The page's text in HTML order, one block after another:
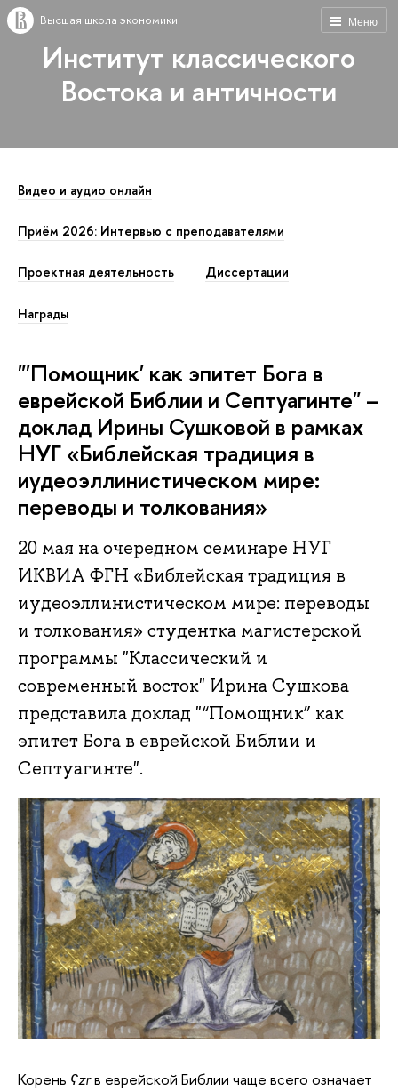
Меню
Высшая школа экономики
Институт классического
Востока и античности
Видео и аудио онлайн
Приём 2026: Интервью с преподавателями
Проектная деятельность Диссертации
Награды
"'Помощник' как эпитет Бога в
еврейской Библии и Септуагинте" –
доклад Ирины Сушковой в рамках
НУГ «Библейская традиция в
иудеоэллинистическом мире:
переводы и толкования»
20 мая на очередном семинаре НУГ
ИКВИА ФГН «Библейская традиция в
иудеоэллинистическом мире: переводы
и толкования» cтудентка магистерской
программы "Классический и
современный восток" Ирина Сушкова
представила доклад "“Помощник” как
эпитет Бога в еврейской Библии и
Септуагинте".
Корень ʕzrв еврейской Библии чаще всего означает